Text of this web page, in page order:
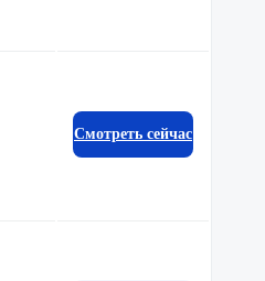
Смотреть сейчас